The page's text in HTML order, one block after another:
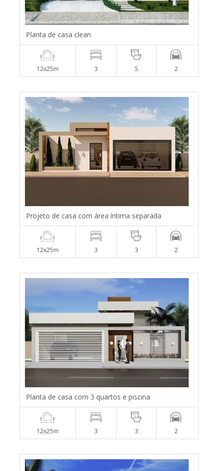
Planta de casa clean
12x25m 3 5 2
Projeto de casa com área íntima separada
12x25m 3 3 2
Planta de casa com 3 quartos e piscina
12x25m 3 3 2